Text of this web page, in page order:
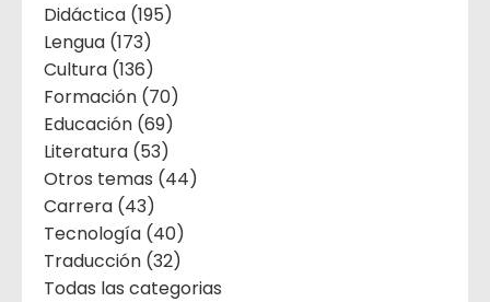
Didáctica (195)
Lengua (173)
Cultura (136)
Formación (70)
Educación (69)
Literatura (53)
Otros temas (44)
Carrera (43)
Tecnología (40)
Traducción (32)
Todas las categorias